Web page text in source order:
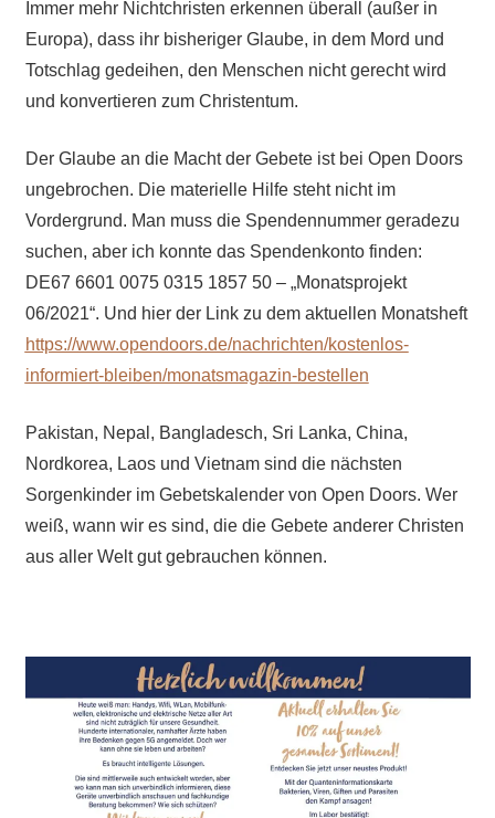
Immer mehr Nichtchristen erkennen überall (außer in
Europa), dass ihr bisheriger Glaube, in dem Mord und
Totschlag gedeihen, den Menschen nicht gerecht wird
und konvertieren zum Christentum.
Der Glaube an die Macht der Gebete ist bei Open Doors
ungebrochen. Die materielle Hilfe steht nicht im
Vordergrund. Man muss die Spendennummer geradezu
suchen, aber ich konnte das Spendenkonto finden:
DE67 6601 0075 0315 1857 50 – „Monatsprojekt
06/2021“. Und hier der Link zu dem aktuellen Monatsheft
https://www.opendoors.de/nachrichten/kostenlos-
informiert-bleiben/monatsmagazin-bestellen
Pakistan, Nepal, Bangladesch, Sri Lanka, China,
Nordkorea, Laos und Vietnam sind die nächsten
Sorgenkinder im Gebetskalender von Open Doors. Wer
weiß, wann wir es sind, die die Gebete anderer Christen
aus aller Welt gut gebrauchen können.